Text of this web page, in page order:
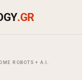
.GR
ROBOTS + A.I.